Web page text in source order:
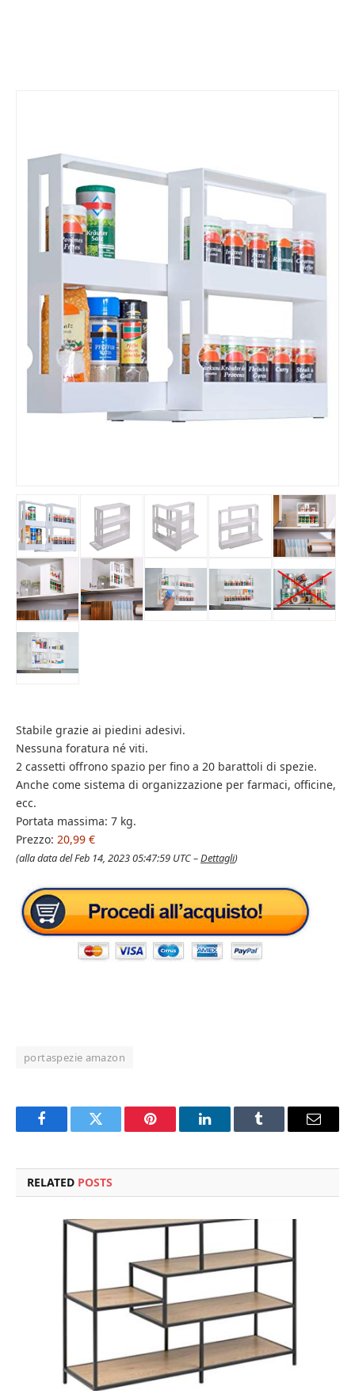
Stabile grazie ai piedini adesivi.
Nessuna foratura né viti.
2 cassetti offrono spazio per fino a 20 barattoli di spezie.
Anche come sistema di organizzazione per farmaci, officine,
ecc.
Portata massima: 7 kg.
Prezzo: 20,99 €
(alla data del Feb 14, 2023 05:47:59 UTC –Dettagli)
portaspezie amazon
FacebookTwitter Pinterest LinkedInTumblr Email
RELATED POSTS